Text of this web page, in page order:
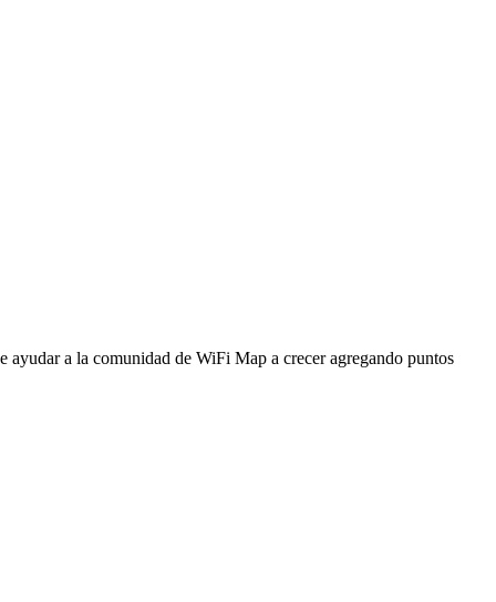
a la comunidad de WiFi Map a crecer agregando puntos